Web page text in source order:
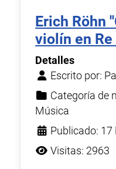
Erich Röhn
violín en Re
Detalles
Escrito por:
Categoría de
Música
Publicado:
Visitas: 2963